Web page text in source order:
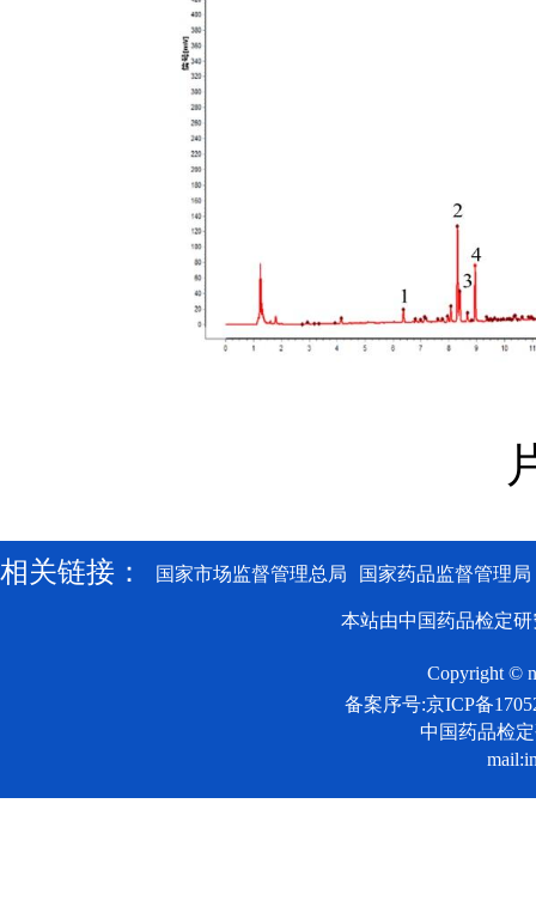
相关链接： 国家市场监督管理总局 国家药品监督管理局
本站由中国药品检定
Copyright ©
备案序号:京ICP备
中国药品检